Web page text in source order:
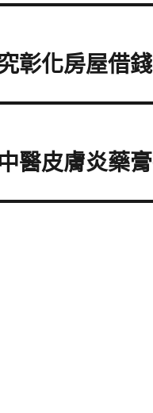
彰化房屋借
醫皮膚炎藥